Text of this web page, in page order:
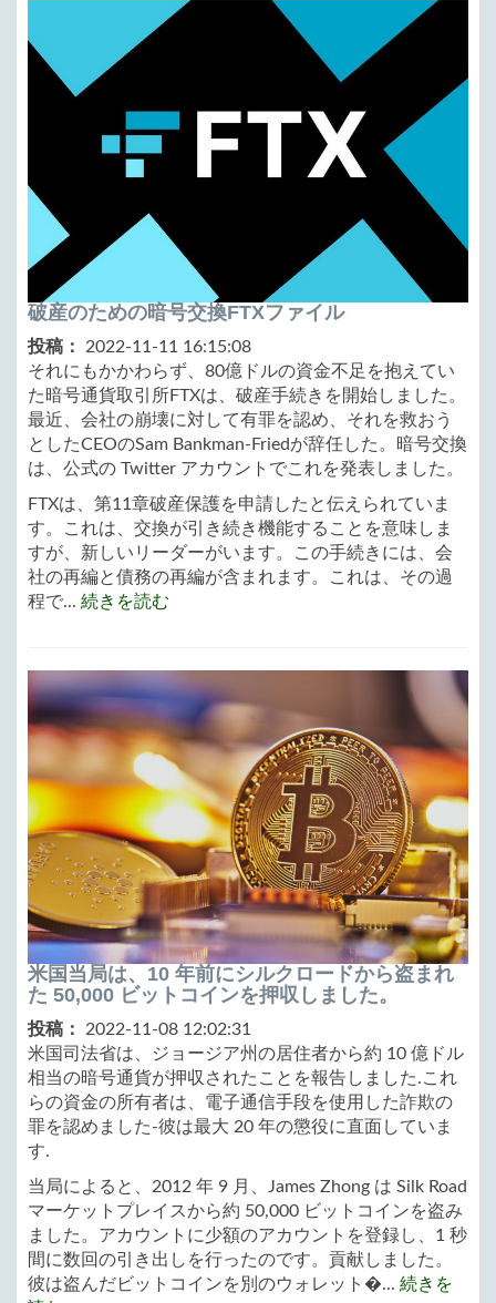
破産のための暗号交換FTXファイル
投稿：
2022-11-11 16:15:08
それにもかかわらず、80億ドルの資金不足を抱えてい
た暗号通貨取引所FTXは、破産手続きを開始しました。
最近、会社の崩壊に対して有罪を認め、それを救おう
としたCEOのSam Bankman-Friedが辞任した。暗号交換
は、公式の Twitter アカウントでこれを発表しました。
FTXは、第11章破産保護を申請したと伝えられていま
す。これは、交換が引き続き機能することを意味しま
すが、新しいリーダーがいます。この手続きには、会
社の再編と債務の再編が含まれます。これは、その過
程で... 続きを読む
米国当局は、10 年前にシルクロードから盗まれ
た 50,000 ビットコインを押収しました。
投稿：
2022-11-08 12:02:31
米国司法省は、ジョージア州の居住者から約 10 億ドル
相当の暗号通貨が押収されたことを報告しました.これ
らの資金の所有者は、電子通信手段を使用した詐欺の
罪を認めました-彼は最大 20 年の懲役に直面していま
す.
当局によると、2012 年 9 月、James Zhong は Silk Road
マーケットプレイスから約 50,000 ビットコインを盗み
ました。アカ​​ウントに少額のアカウントを登録し、1 秒
間に数回の引き出しを行ったのです。貢献しました。
彼は盗んだビットコインを別のウォレット�... 続きを